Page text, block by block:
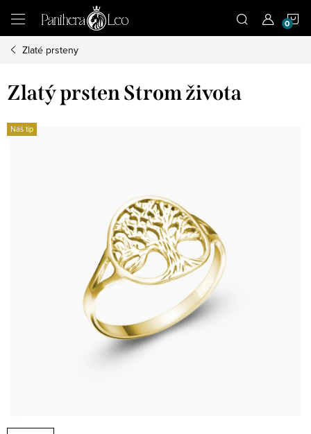
obsah
Zlaté prsteny
Zlatý prsten Strom života
Náš tip